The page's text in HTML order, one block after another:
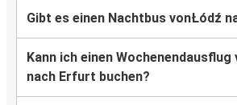
Gibt es einen Nachtbus vonŁódź
Kann ich einen Wochenendausflug
nach Erfurt buchen?